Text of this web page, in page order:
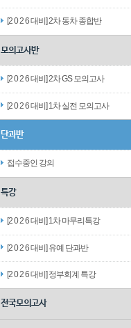
[2 0 2 6 대비] 2차 동차 종합반
모의고사반
[2 0 2 6 대비] 2차 GS 모의고사
[2 0 2 6 대비] 1차 실전 모의고사
단과반
접수중인 강의
특강
[2 0 2 6 대비] 1차 마무리특강
[2 0 2 6 대비] 유예 단과반
[2 0 2 6 대비] 정부회계 특강
전국모의고사